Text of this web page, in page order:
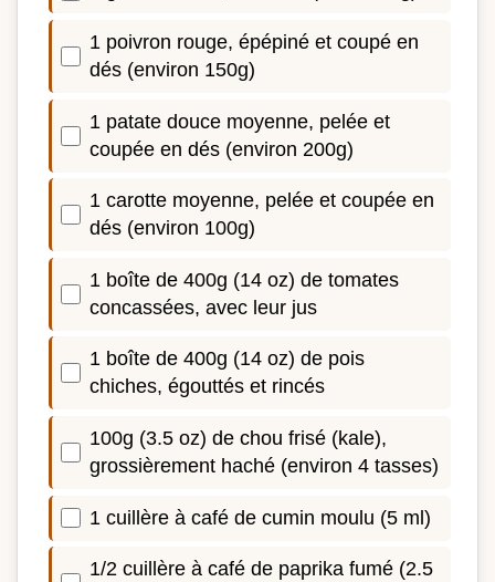
1 poivron rouge, épépiné et coupé en
dés (environ 150g)
1 patate douce moyenne, pelée et
coupée en dés (environ 200g)
1 carotte moyenne, pelée et coupée en
dés (environ 100g)
1 boîte de 400g (14 oz) de tomates
concassées, avec leur jus
1 boîte de 400g (14 oz) de pois
chiches, égouttés et rincés
100g (3.5 oz) de chou frisé (kale),
grossièrement haché (environ 4 tasses)
1 cuillère à café de cumin moulu (5 ml)
1/2 cuillère à café de paprika fumé (2.5